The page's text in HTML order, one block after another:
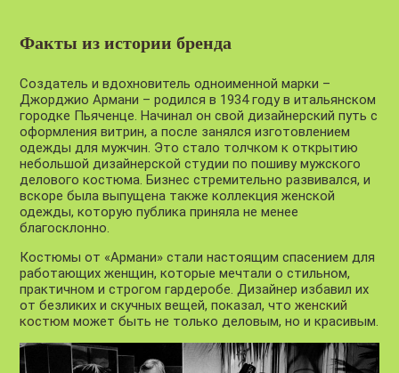
Факты из истории бренда
Создатель и вдохновитель одноименной марки –
Джорджио Армани – родился в 1934 году в итальянском
городке Пьяченце. Начинал он свой дизайнерский путь с
оформления витрин, а после занялся изготовлением
одежды для мужчин. Это стало толчком к открытию
небольшой дизайнерской студии по пошиву мужского
делового костюма. Бизнес стремительно развивался, и
вскоре была выпущена также коллекция женской
одежды, которую публика приняла не менее
благосклонно.
Костюмы от «Армани» стали настоящим спасением для
работающих женщин, которые мечтали о стильном,
практичном и строгом гардеробе. Дизайнер избавил их
от безликих и скучных вещей, показал, чтоженский
костюм может быть не только деловым, но и красивым.